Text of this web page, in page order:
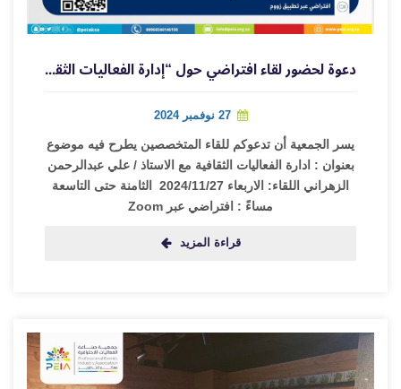
دعوة لحضور لقاء افتراضي حول “إدارة الفعاليات الثقافية” مع الأستاذ علي عبدالرحمن الزهراني
27 نوفمبر 2024
يسر الجمعية أن تدعوكم للقاء المتخصصين يطرح فيه موضوع
بعنوان : ادارة الفعاليات الثقافية مع الاستاذ / علي عبدالرحمن
الزهراني اللقاء: الاربعاء 2024/11/27 الثامنة حتى التاسعة
مساءً : افتراضي عبر Zoom
قراءة المزيد